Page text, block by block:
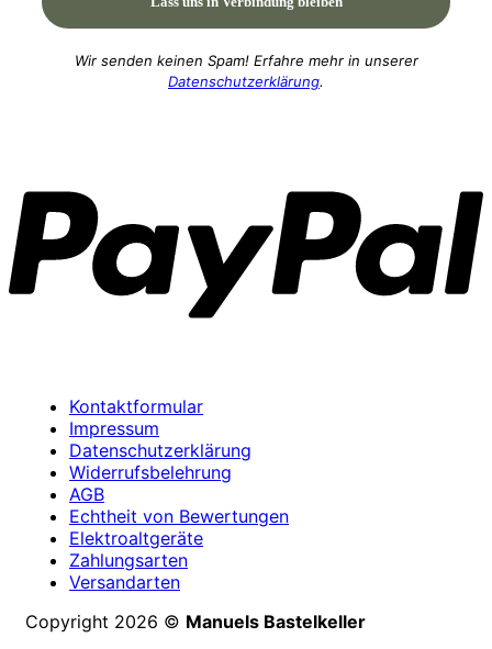
Wir senden keinen Spam! Erfahre mehr in unserer
Datenschutzerklärung.
Kontaktformular
Impressum
Datenschutzerklärung
Widerrufsbelehrung
AGB
Echtheit von Bewertungen
Elektroaltgeräte
Zahlungsarten
Versandarten
Copyright 2026 © Manuels Bastelkeller